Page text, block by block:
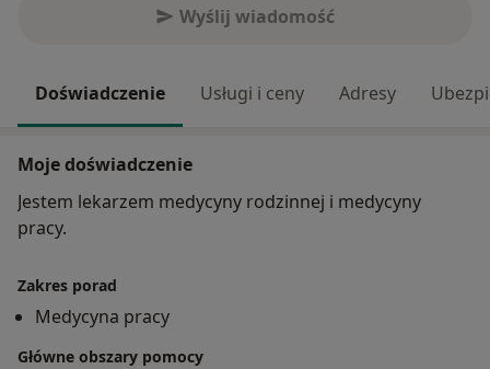
Wyślij wiadomość
Doświadczenie Usługi i ceny Adresy
Moje doświadczenie
Jestem lekarzem medycyny rodzinnej i medycyny
pracy.
Zakres porad
Medycyna pracy
Główne obszary pomocy